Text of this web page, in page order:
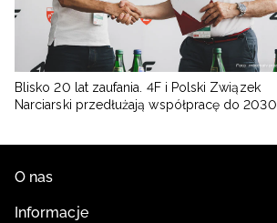
Blisko 20 lat zaufania. 4F i Polski Związek
Narciarski przedłużają współpracę do 2030
O nas
Informacje